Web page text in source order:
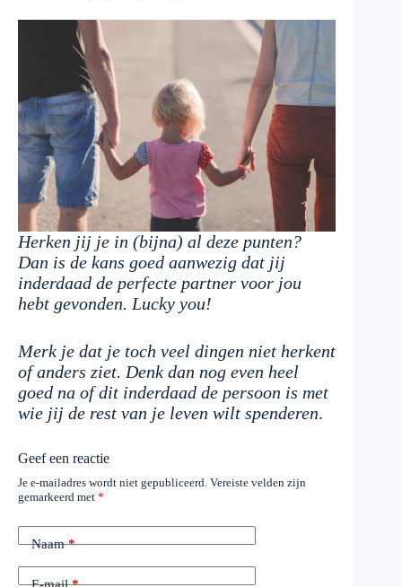
Herken jij je in (bijna) al deze punten?
Dan is de kans goed aanwezig dat jij
inderdaad de perfecte partner voor jou
hebt gevonden. Lucky you!
Merk je dat je toch veel dingen niet herkent
of anders ziet. Denk dan nog even heel
goed na of dit inderdaad de persoon is met
wie jij de rest van je leven wilt spenderen.
Geef een reactie
Je e-mailadres wordt niet gepubliceerd. Vereiste velden zijn
gemarkeerd met *
Naam*